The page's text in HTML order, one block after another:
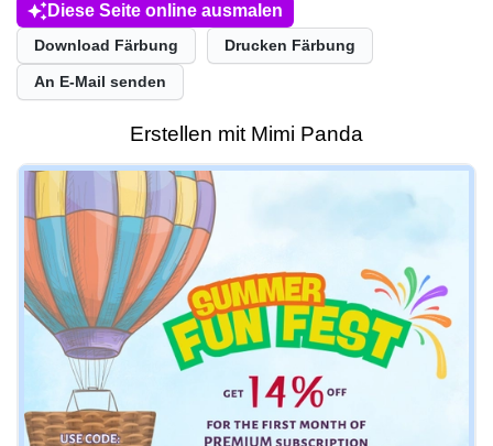
Diese Seite online ausmalen
Download Färbung Drucken Färbung
An E-Mail senden
Erstellen mit Mimi Panda